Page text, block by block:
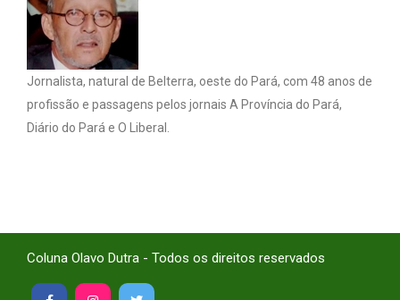
Jornalista, natural de Belterra, oeste do Pará, com 48 anos de
profissão e passagens pelos jornais A Província do Pará,
Diário do Pará e O Liberal.
Coluna Olavo Dutra - Todos os direitos reservados